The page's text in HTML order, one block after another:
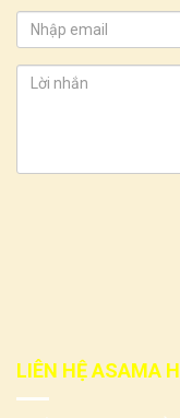
LIÊN HỆ ASAMA